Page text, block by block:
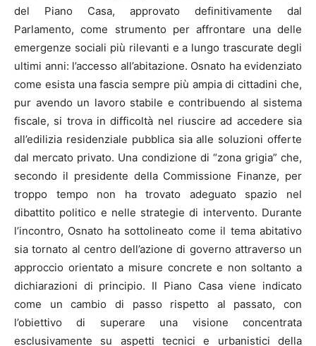
del Piano Casa, approvato definitivamente dal
Parlamento, come strumento per affrontare una delle
emergenze sociali più rilevanti e a lungo trascurate degli
ultimi anni: l’accesso all’abitazione. Osnato ha evidenziato
come esista una fascia sempre più ampia di cittadini che,
pur avendo un lavoro stabile e contribuendo al sistema
fiscale, si trova in difficoltà nel riuscire ad accedere sia
all’edilizia residenziale pubblica sia alle soluzioni offerte
dal mercato privato. Una condizione di “zona grigia” che,
secondo il presidente della Commissione Finanze, per
troppo tempo non ha trovato adeguato spazio nel
dibattito politico e nelle strategie di intervento. Durante
l’incontro, Osnato ha sottolineato come il tema abitativo
sia tornato al centro dell’azione di governo attraverso un
approccio orientato a misure concrete e non soltanto a
dichiarazioni di principio. Il Piano Casa viene indicato
come un cambio di passo rispetto al passato, con
l’obiettivo di superare una visione concentrata
esclusivamente su aspetti tecnici e urbanistici della